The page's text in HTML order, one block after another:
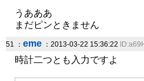
うあああ
まだピンときません
51 ： eme ：2013-03-22 15:36:22
時計二つとも入力ですよ